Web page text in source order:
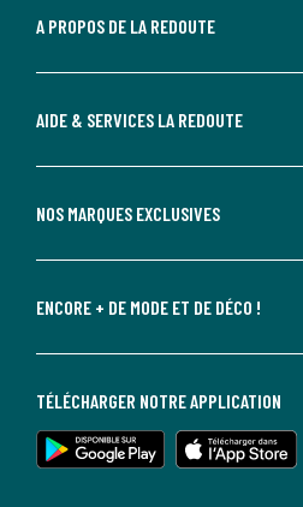
A PROPOS DE LA REDOUTE
AIDE & SERVICES LA REDOUTE
NOS MARQUES EXCLUSIVES
ENCORE + DE MODE ET DE DÉCO !
TÉLÉCHARGER NOTRE APPLICATION